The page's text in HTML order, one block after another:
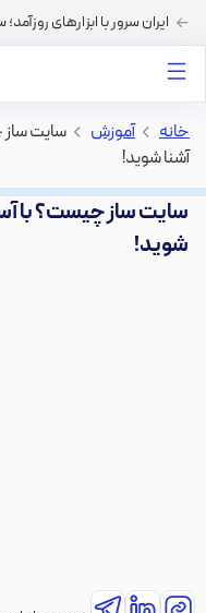
ایران سرور با ابزارهای
خانه > آموزش > سایت
آشنا شوید!
سایت ساز چیست؟ با
شوید!